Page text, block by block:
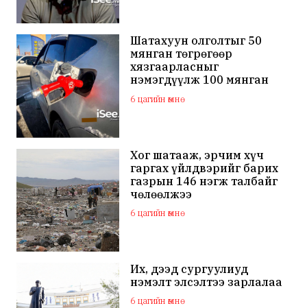
Шатахуун олголтыг 50
мянган төгрөгөөр
хязгаарласныг
нэмэгдүүлж 100 мянган
төгрөгт хүргэхээр судалж
байна
6 цагийн өмнө
Хог шатааж, эрчим хүч
гаргах үйлдвэрийг барих
газрын 146 нэгж талбайг
чөлөөлжээ
6 цагийн өмнө
Их, дээд сургуулиуд
нэмэлт элсэлтээ зарлалаа
6 цагийн өмнө